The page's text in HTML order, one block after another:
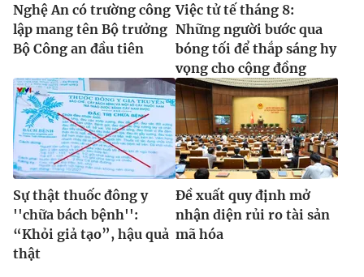
Nghệ An có trường công
lập mang tên Bộ trưởng
Bộ Công an đầu tiên
Việc tử tế tháng 8:
Những người bước qua
bóng tối để thắp sáng hy
vọng cho cộng đồng
Sự thật thuốc đông y
''chữa bách bệnh'':
“Khỏi giả tạo”, hậu quả
thật
Ðề xuất quy định mở
nhận diện rủi ro tài sản
mã hóa